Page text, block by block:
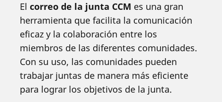
El correo de la junta CCM es una gran
herramienta que facilita la comunicación
eficaz y la colaboración entre los
miembros de las diferentes comunidades.
Con su uso, las comunidades pueden
trabajar juntas de manera más eficiente
para lograr los objetivos de la junta.